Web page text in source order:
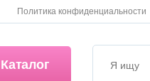
Политика конфиденциальности
Каталог